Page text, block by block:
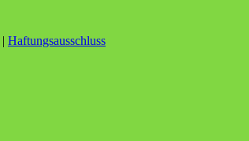
| Haftungsausschluss